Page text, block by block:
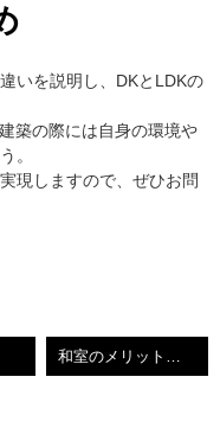
いを説明し、DKとLDKの
築の際には自身の環境や
。
現しますので、ぜひお問
和室のメリットとデメリットとは？把握した上で和室を検討しましょう！